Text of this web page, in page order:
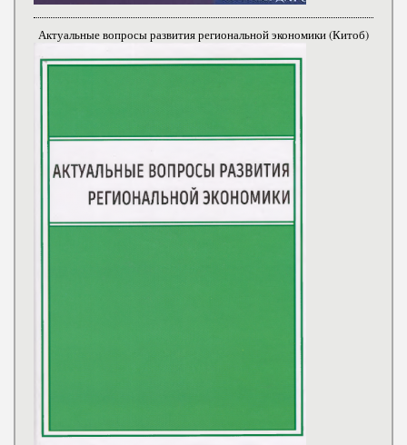
Актуальные вопросы развития региональной экономики (Китоб)